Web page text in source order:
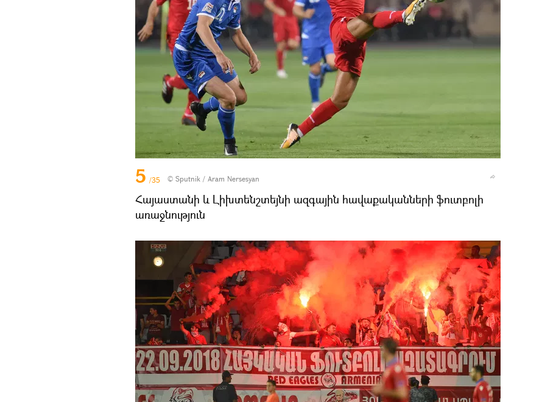
5 /35 © Sputnik / Aram Nersesyan
Հայաստանի և Լիխտենշտեյնի ազգային հավաքականների ֆուտբոլի
առաջնություն